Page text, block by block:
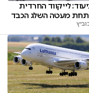
לייקווד החרדית
תחת מעטה השלג הכבד